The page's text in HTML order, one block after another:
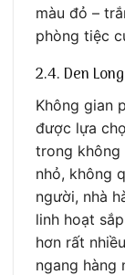
màu đỏ –
phòng tiệc
2.4. Den
Không gian
được lựa
trong không
nhỏ, không
người, nhà
linh hoạt
hơn rất
ngang hàng